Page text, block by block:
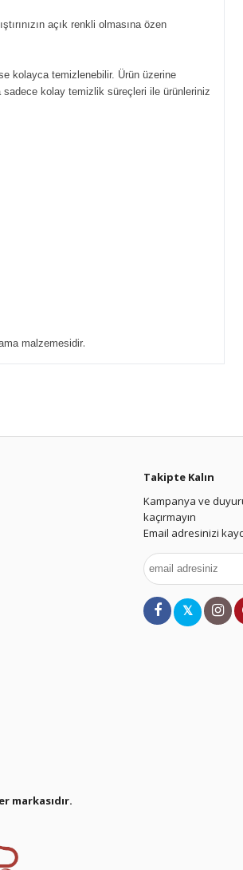
açık renkli olmasına özen
kolayca temizlenebilir. Ürün üzerine
sadece kolay temizlik süreçleri ile ürünleriniz
malzemesidir.
Takipte Kalın
Kampanya ve
kaçırmayın
Email adresinizi
𝕏
markasıdır.